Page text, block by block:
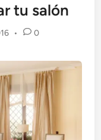
tu salón
• 0